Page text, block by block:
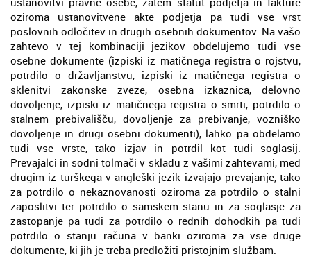
oziroma ustanovitvene akte podjetja pa tudi vse vrst
poslovnih odločitev in drugih osebnih dokumentov. Na vašo
zahtevo v tej kombinaciji jezikov obdelujemo tudi vse
osebne dokumente (izpiski iz matičnega registra o rojstvu,
potrdilo o državljanstvu, izpiski iz matičnega registra o
sklenitvi zakonske zveze, osebna izkaznica, delovno
dovoljenje, izpiski iz matičnega registra o smrti, potrdilo o
stalnem prebivališču, dovoljenje za prebivanje, vozniško
dovoljenje in drugi osebni dokumenti), lahko pa obdelamo
tudi vse vrste, tako izjav in potrdil kot tudi soglasij.
Prevajalci in sodni tolmači v skladu z vašimi zahtevami, med
drugim iz turškega v angleški jezik izvajajo prevajanje, tako
za potrdilo o nekaznovanosti oziroma za potrdilo o stalni
zaposlitvi ter potrdilo o samskem stanu in za soglasje za
zastopanje pa tudi za potrdilo o rednih dohodkih pa tudi
potrdilo o stanju računa v banki oziroma za vse druge
dokumente, ki jih je treba predložiti pristojnim službam.